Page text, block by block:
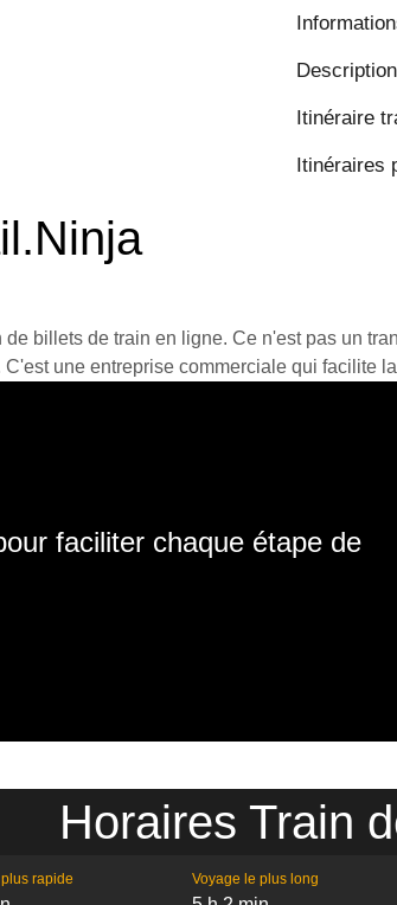
Description
Itinéraire
Itinéraires
billets de train en ligne. Ce n'est pas un
une entreprise commerciale qui facilite
faciliter chaque étape de
Horaires Train
rapide Voyage le plus long